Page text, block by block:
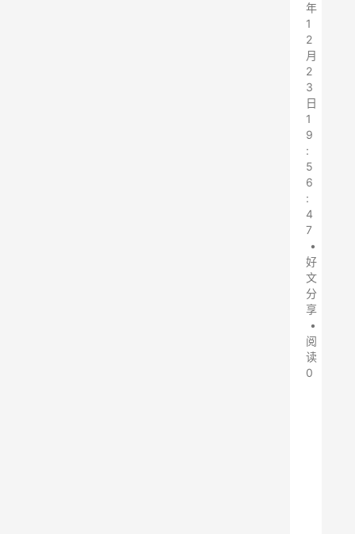
年
1
2
月
2
3
日
1
9
:
5
6
:
4
7
•
好
文
分
享
•
阅
读
0